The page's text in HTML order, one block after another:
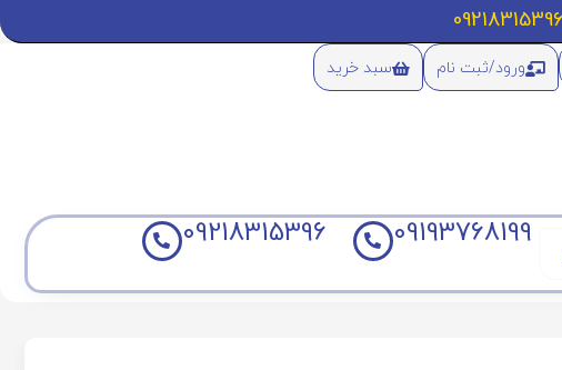
ورود/ثبت نام سبد خرید
09193768199
09218315396